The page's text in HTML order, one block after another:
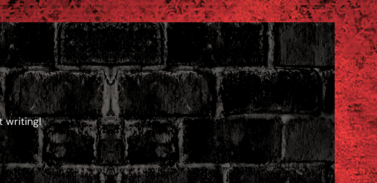
writing!